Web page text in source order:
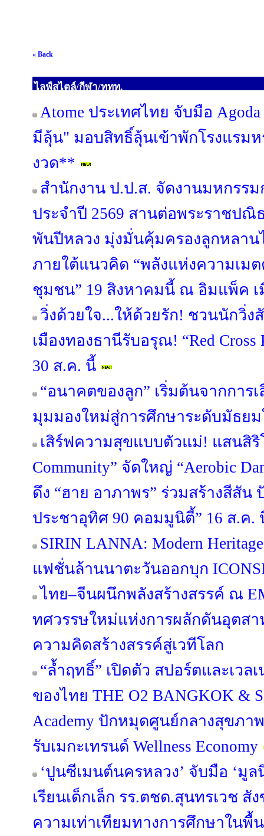
« Back
ไลฟ์สไตล์/กีฬา/ททท.
Atome ประเทศไทย จับมือ
มีลุ้น" มอบสิทธิ์ลุ้นเข้าพักโรงแรม
งวด**
สำนักงาน ป.ป.ส. จัดงานมหกรร
ประจำปี 2569 สานต่อพระราชป
พันปีหลวง มุ่งมั่นคุ้มครองลูกหลา
ภายใต้แนวคิด “พลังแห่งความเม
ชุมชน” 19 สิงหาคมนี้ ณ อิมแพ็ค เ
วิ่งด้วยใจ...ให้ด้วยรัก! ชวนนักวิ่
เมืองทองธานีรับอรุณ! “Red Cross
30 ส.ค. นี้
“อนาคตของลูก” เริ่มต้นจากการ
มุมมองใหม่สู่การศึกษาระดับมัธยม
เสิร์ฟความสุขแบบตัวแม่! แสนสิริ
Community” จัดใหญ่ “Aerobic
ดึง “ฮาย อาภาพร” ร่วมสร้างสีสั
ประชาอุทิศ 90 คอมมูนิตี้” 16 ส.ค.
SIRIN LANNA: Modern
แฟชั่นล้านนาตะวันออกบุก
ไทย–จีนผนึกพลังสร้างสรรค์ ณ
ทศวรรษใหม่แห่งการผลักดันอุตส
ความคิดสร้างสรรค์สู่เวทีโลก
“ล้ำฤทธิ์” เปิดตัว สปอร์ตและเวล
ของไทย THE O2 BANGKOK &
Academy ปักหมุดศูนย์กลางสุขภา
รับเมกะเทรนด์ Wellness Economy
‘ปูนซีเมนต์นครหลวง’ จับมือ ‘มู
เรียนเด็กเล็ก รร.ตชด.สุนทรเวช สั
ความเท่าเทียมทางการศึกษาในพื้